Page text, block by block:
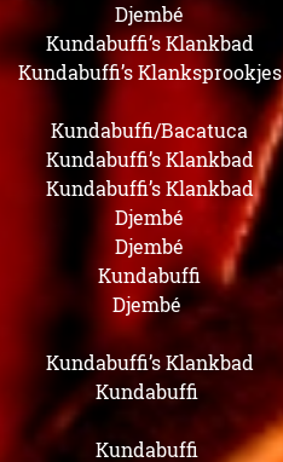
Djembé
Kundabuffi’s Klankbad
Kundabuffi’s Klanksprookjes
Kundabuffi/Bacatuca
Kundabuffi’s Klankbad
Kundabuffi’s Klankbad
Djembé
Djembé
Kundabuffi
Djembé
Kundabuffi’s Klankbad
Kundabuffi
Kundabuffi